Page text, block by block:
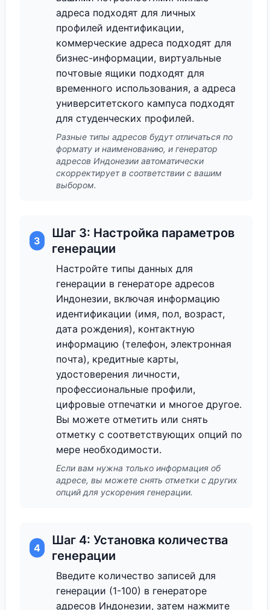
адреса подходят для личных
профилей идентификации,
коммерческие адреса подходят для
бизнес-информации, виртуальные
почтовые ящики подходят для
временного использования, а адреса
университетского кампуса подходят
для студенческих профилей.
Разные типы адресов будут отличаться по
формату и наименованию, и генератор
адресов Индонезии автоматически
скорректирует в соответствии с вашим
выбором.
3
Шаг 3: Настройка параметров
генерации
Настройте типы данных для
генерации в генераторе адресов
Индонезии, включая информацию
идентификации (имя, пол, возраст,
дата рождения), контактную
информацию (телефон, электронная
почта), кредитные карты,
удостоверения личности,
профессиональные профили,
цифровые отпечатки и многое другое.
Вы можете отметить или снять
отметку с соответствующих опций по
мере необходимости.
Если вам нужна только информация об
адресе, вы можете снять отметки с других
опций для ускорения генерации.
4
Шаг 4: Установка количества
генерации
Введите количество записей для
генерации (1-100) в генераторе
адресов Индонезии, затем нажмите